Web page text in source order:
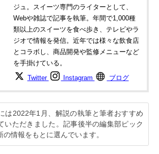
ジュ。スイーツ専門のライターとして、
Webや雑誌で記事を執筆。年間で1,000種
類以上のスイーツを食べ歩き、テレビやラ
ジオで情報を発信。近年では様々な飲食店
とコラボし、商品開発や監修メニューなど
を手掛けている。
Twitter Instagram ブログ
は2022年1月、解説の執筆と筆者おすすめ
いただきました。記事後半の編集部ピック
情報をもとに選んでいます。